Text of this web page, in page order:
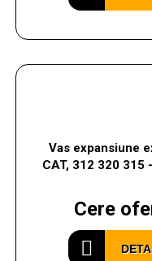
Vas expansiune
CAT, 312 320 315
Cere